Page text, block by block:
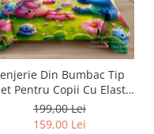
Din Bumbac Tip
Pentru Copii Cu Elastic
- Stitch Si Angel Pe Camp
De Flori
199,00 Lei
159,00 Lei